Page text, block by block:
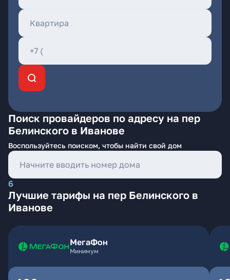
Поиск провайдеров по адресу на пер
Белинского в Иванове
Воспользуйтесь поиском, чтобы найти свой дом
6
Лучшие тарифы на пер Белинского в
Иванове
МегаФон
Минимум